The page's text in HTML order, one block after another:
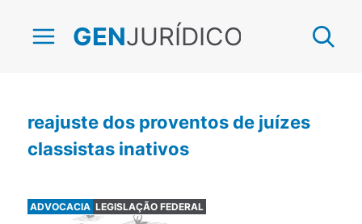
GENJURÍDICO
reajuste dos proventos de juízes
classistas inativos
ADVOCACIA LEGISLAÇÃO FEDERAL